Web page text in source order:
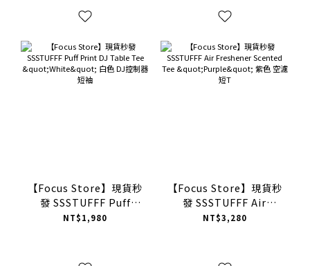
【Focus Store】現貨秒
發 SSSTUFFF Puff
Print DJ Table Tee
NT$1,980
【Focus Store】現貨秒
發 SSSTUFFF Air
Freshener Scented
NT$3,280